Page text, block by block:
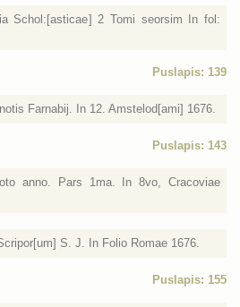
Schol:[asticae] 2 Tomi seorsim In fol:
Puslapis: 139
Farnabij. In 12. Amstelod[ami] 1676.
Puslapis: 143
anno. Pars 1ma. In 8vo, Cracoviae
S. J. In Folio Romae 1676.
Puslapis: 155